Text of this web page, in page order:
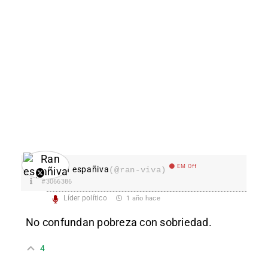
Ran españiva(@ran-viva) EM Off
#3066386
Líder político 1 año hace
No confundan pobreza con sobriedad.
4